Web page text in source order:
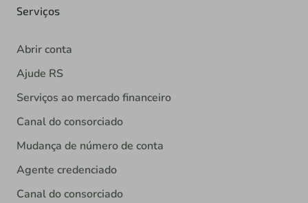
Serviços
Abrir conta
Ajude RS
Serviços ao mercado financeiro
Canal do consorciado
Mudança de número de conta
Agente credenciado
Canal do consorciado